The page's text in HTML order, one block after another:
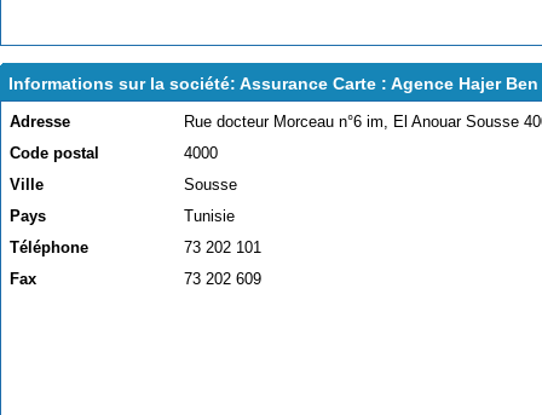
Informations sur la société: Assurance Carte : Agence Hajer
Adresse
Rue docteur Morceau n°6 im, El Anouar Sousse
Code postal
4000
Ville
Sousse
Pays
Tunisie
Téléphone
73 202 101
Fax
73 202 609